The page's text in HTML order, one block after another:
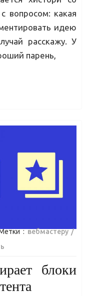
вопросом: какая
идею
расскажу. У
парень,
:вебмастеру
блоки